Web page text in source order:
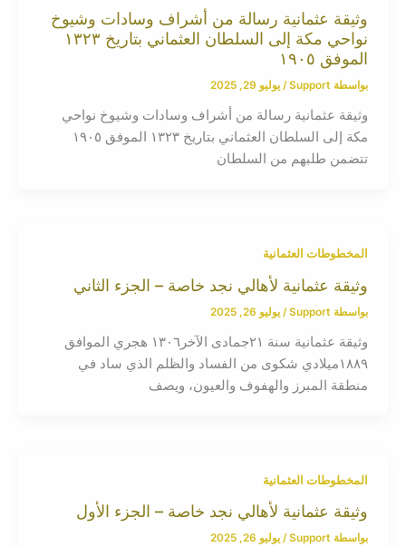
وثيقة عثمانية رسالة من أشراف وسادات وشيوخ
نواحي مكة إلى السلطان العثماني بتاريخ ١٣٢٣
الموفق ١٩٠٥
بواسطة Support
/ يوليو 29, 2025
وثيقة عثمانية رسالة من أشراف وسادات وشيوخ نواحي
مكة إلى السلطان العثماني بتاريخ ١٣٢٣ الموفق ١٩٠٥
تتضمن طلبهم من السلطان
المخطوطات العثمانية
وثيقة عثمانية لأهالي نجد خاصة – الجزء الثاني
بواسطة Support
/ يوليو 26, 2025
وثيقة عثمانية سنة ٢١جمادى الآخر١٣٠٦ هجري الموافق
١٨٨٩ميلادي شكوى من الفساد والظلم الذي ساد في
منطقة المبرز والهفوف والعيون، ويصف
المخطوطات العثمانية
وثيقة عثمانية لأهالي نجد خاصة – الجزء الأول
بواسطة Support
/ يوليو 26, 2025